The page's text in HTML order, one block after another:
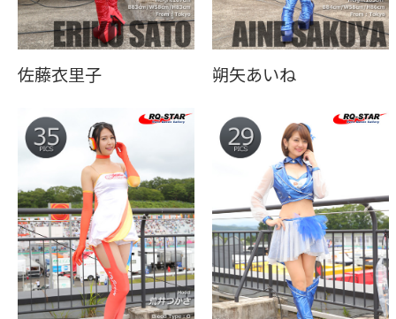
佐藤衣里子 朔矢あいね